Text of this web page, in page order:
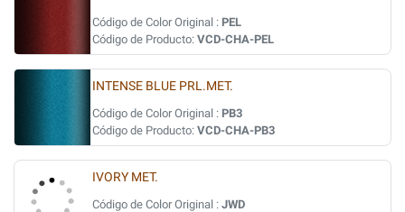
Código de Color Original : PEL
Código de Producto: VCD-CHA-PEL
INTENSE BLUE PRL.MET.
Código de Color Original : PB3
Código de Producto: VCD-CHA-PB3
IVORY MET.
Código de Color Original : JWD